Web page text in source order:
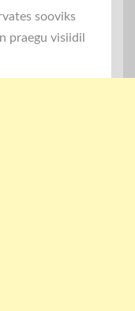
sooviks
praegu visiidil